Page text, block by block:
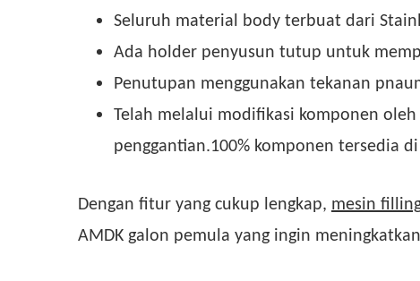
Seluruh material body terbuat dari
Ada holder penyusun tutup untuk
Penutupan menggunakan tekanan
Telah melalui modifikasi komponen
penggantian.100% komponen tersedia
Dengan fitur yang cukup lengkap, mesin
AMDK galon pemula yang ingin